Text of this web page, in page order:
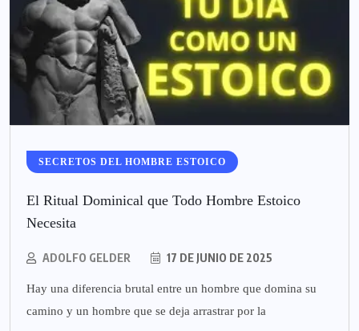
SECRETOS DEL HOMBRE ESTOICO
El Ritual Dominical que Todo Hombre Estoico
Necesita
ADOLFO GELDER 17 DE JUNIO DE 2025
Hay una diferencia brutal entre un hombre que domina su
camino y un hombre que se deja arrastrar por la